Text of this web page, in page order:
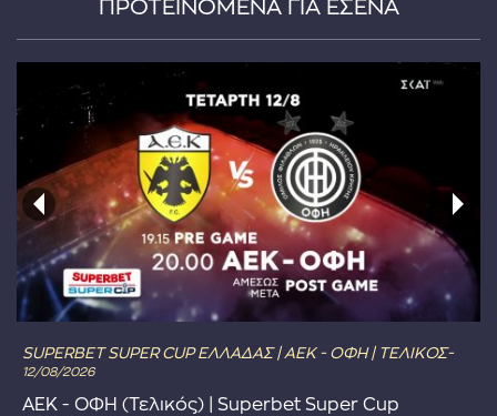
...πληκτρολογήστε κείμενο προς αναζήτηση
ΠΡΟΤΕΙΝΟΜΕΝΑ ΓΙΑ ΕΣΕΝΑ
SUPERBET SUPER CUP ΕΛΛΑΔΑΣ | ΑΕΚ - ΟΦΗ | ΤΕΛΙΚΟΣ-
12/08/2026
ΑΕΚ - ΟΦΗ (Τελικός) | Superbet Super Cup